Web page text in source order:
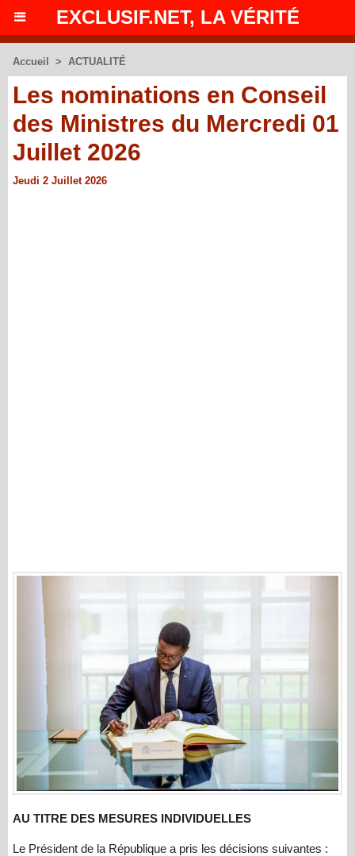
EXCLUSIF.NET, LA VÉRITÉ
Accueil > ACTUALITÉ
Les nominations en Conseil
des Ministres du Mercredi 01
Juillet 2026
Jeudi 2 Juillet 2026
AU TITRE DES MESURES INDIVIDUELLES
Le Président de la République a pris les décisions suivantes :